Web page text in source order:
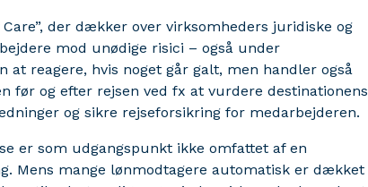
der dækker over virksomheders juridiske og
mod unødige risici – også under
reagere, hvis noget går galt, men handler også
før og efter rejsen ved fx at vurdere destinationens
og sikre rejseforsikring for medarbejderen.
er som udgangspunkt ikke omfattet af en
Mens mange lønmodtagere automatisk er dækket